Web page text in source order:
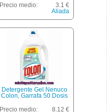
Botella 1 L
Precio medio:
3.1 €
Aliada
Detergente Gel Nenuco
Colon, Garrafa 50 Dosis
Precio medio:
8.12 €